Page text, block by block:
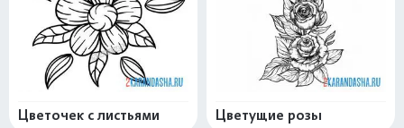
Цветочек с листьями Цветущие розы